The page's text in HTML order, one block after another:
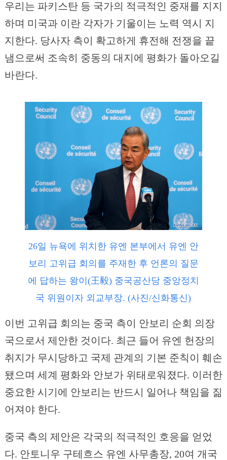
우리는 파키스탄 등 국가의 적극적인 중재를 지지
하며 미국과 이란 각자가 기울이는 노력 역시 지
지한다. 당사자 측이 확고하게 휴전해 전쟁을 끝
냄으로써 조속히 중동의 대지에 평화가 돌아오길
바란다.
26일 뉴욕에 위치한 유엔 본부에서 유엔 안
보리 고위급 회의를 주재한 후 언론의 질문
에 답하는 왕이(王毅) 중국공산당 중앙정치
국 위원이자 외교부장. (사진/신화통신)
이번 고위급 회의는 중국 측이 안보리 순회 의장
국으로서 제안한 것이다. 최근 들어 유엔 헌장의
취지가 무시당하고 국제 관계의 기본 준칙이 훼손
됐으며 세계 평화와 안보가 위태로워졌다. 이러한
중요한 시기에 안보리는 반드시 일어나 책임을 짊
어져야 한다.
중국 측의 제안은 각국의 적극적인 호응을 얻었
다. 안토니우 구테흐스 유엔 사무총장, 20여 개국